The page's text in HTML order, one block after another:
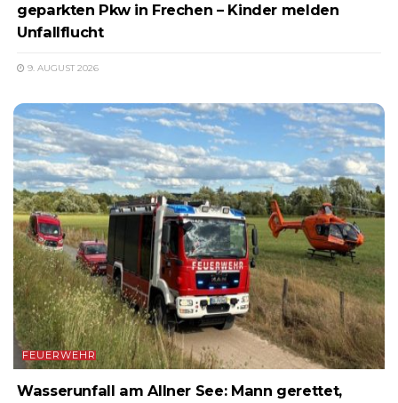
geparkten Pkw in Frechen – Kinder melden
Unfallflucht
9. AUGUST 2026
FEUERWEHR
Wasserunfall am Allner See: Mann gerettet,